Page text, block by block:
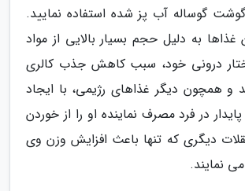
گوساله آب پز شده استفاده نمایید.
غذاها به دلیل حجم بسیار بالایی از مواد
درونی خود، سبب کاهش جذب کالری
و همچون دیگر غذاهای رژیمی، با ایجاد
در فرد مصرف نماینده او را از خوردن
دیگری که تنها باعث افزایش وزن وی
نمایند.